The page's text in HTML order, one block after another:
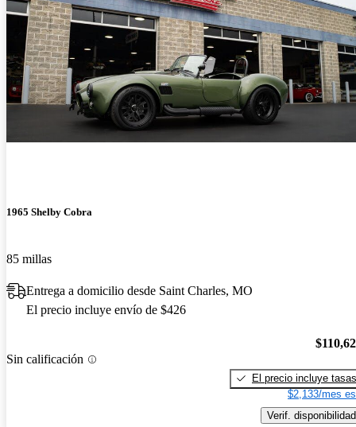
1965 Shelby Cobra
85 millas
Entrega a domicilio desde Saint Charles, MO
El precio incluye envío de $426
Sin calificación
El precio incluye tasas
$2,133/mes
Verif. disponibilidad